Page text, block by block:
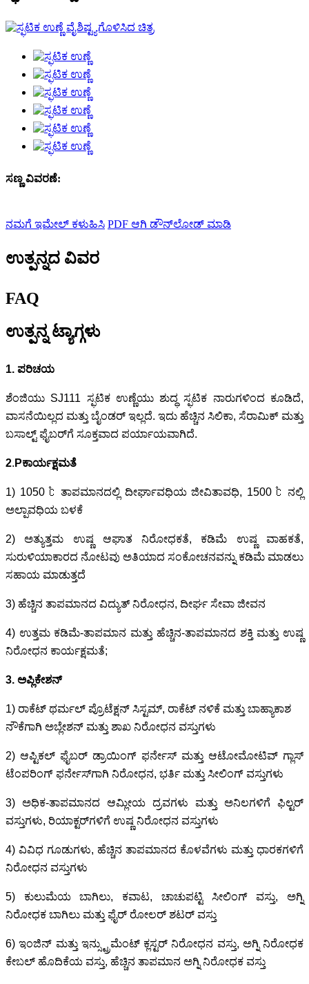
ಸಣ್ಣ ವಿವರಣೆ:
ನಮಗೆ ಇಮೇಲ್ ಕಳುಹಿಸಿ PDF ಆಗಿ ಡೌನ್‌ಲೋಡ್ ಮಾಡಿ
ಉತ್ಪನ್ನದ ವಿವರ
FAQ
ಉತ್ಪನ್ನ ಟ್ಯಾಗ್ಗಳು
1. ಪರಿಚಯ
ಶೆಂಜಿಯು SJ111 ಸ್ಫಟಿಕ ಉಣ್ಣೆಯು ಶುದ್ಧ ಸ್ಫಟಿಕ ನಾರುಗಳಿಂದ ಕೂಡಿದೆ,
ವಾಸನೆಯಿಲ್ಲದ ಮತ್ತು ಬೈಂಡರ್ ಇಲ್ಲದೆ. ಇದು ಹೆಚ್ಚಿನ ಸಿಲಿಕಾ, ಸೆರಾಮಿಕ್ ಮತ್ತು
ಬಸಾಲ್ಟ್ ಫೈಬರ್‌ಗೆ ಸೂಕ್ತವಾದ ಪರ್ಯಾಯವಾಗಿದೆ.
2. Pಕಾರ್ಯಕ್ಷಮತೆ
1) 1050 ℃ ತಾಪಮಾನದಲ್ಲಿ ದೀರ್ಘಾವಧಿಯ ಜೀವಿತಾವಧಿ, 1500 ℃ ನಲ್ಲಿ
ಅಲ್ಪಾವಧಿಯ ಬಳಕೆ
2) ಅತ್ಯುತ್ತಮ ಉಷ್ಣ ಆಘಾತ ನಿರೋಧಕತೆ, ಕಡಿಮೆ ಉಷ್ಣ ವಾಹಕತೆ,
ಸುರುಳಿಯಾಕಾರದ ನೋಟವು ಅತಿಯಾದ ಸಂಕೋಚನವನ್ನು ಕಡಿಮೆ ಮಾಡಲು
ಸಹಾಯ ಮಾಡುತ್ತದೆ
3) ಹೆಚ್ಚಿನ ತಾಪಮಾನದ ವಿದ್ಯುತ್ ನಿರೋಧನ, ದೀರ್ಘ ಸೇವಾ ಜೀವನ
4) ಉತ್ತಮ ಕಡಿಮೆ-ತಾಪಮಾನ ಮತ್ತು ಹೆಚ್ಚಿನ-ತಾಪಮಾನದ ಶಕ್ತಿ ಮತ್ತು ಉಷ್ಣ
ನಿರೋಧನ ಕಾರ್ಯಕ್ಷಮತೆ;
3. ಅಪ್ಲಿಕೇಶನ್
1) ರಾಕೆಟ್ ಥರ್ಮಲ್ ಪ್ರೊಟೆಕ್ಷನ್ ಸಿಸ್ಟಮ್, ರಾಕೆಟ್ ನಳಿಕೆ ಮತ್ತು ಬಾಹ್ಯಾಕಾಶ
ನೌಕೆಗಾಗಿ ಅಬ್ಲೇಶನ್ ಮತ್ತು ಶಾಖ ನಿರೋಧನ ವಸ್ತುಗಳು
2) ಆಪ್ಟಿಕಲ್ ಫೈಬರ್ ಡ್ರಾಯಿಂಗ್ ಫರ್ನೇಸ್ ಮತ್ತು ಆಟೋಮೋಟಿವ್ ಗ್ಲಾಸ್
ಟೆಂಪರಿಂಗ್ ಫರ್ನೇಸ್‌ಗಾಗಿ ನಿರೋಧನ, ಭರ್ತಿ ಮತ್ತು ಸೀಲಿಂಗ್ ವಸ್ತುಗಳು
3) ಅಧಿಕ-ತಾಪಮಾನದ ಆಮ್ಲೀಯ ದ್ರವಗಳು ಮತ್ತು ಅನಿಲಗಳಿಗೆ ಫಿಲ್ಟರ್
ವಸ್ತುಗಳು, ರಿಯಾಕ್ಟರ್‌ಗಳಿಗೆ ಉಷ್ಣ ನಿರೋಧನ ವಸ್ತುಗಳು
4) ವಿವಿಧ ಗೂಡುಗಳು, ಹೆಚ್ಚಿನ ತಾಪಮಾನದ ಕೊಳವೆಗಳು ಮತ್ತು ಧಾರಕಗಳಿಗೆ
ನಿರೋಧನ ವಸ್ತುಗಳು
5) ಕುಲುಮೆಯ ಬಾಗಿಲು, ಕವಾಟ, ಚಾಚುಪಟ್ಟಿ ಸೀಲಿಂಗ್ ವಸ್ತು, ಅಗ್ನಿ
ನಿರೋಧಕ ಬಾಗಿಲು ಮತ್ತು ಫೈರ್ ರೋಲರ್ ಶಟರ್ ವಸ್ತು
6) ಇಂಜಿನ್ ಮತ್ತು ಇನ್ಸ್ಟ್ರುಮೆಂಟ್ ಕ್ಲಸ್ಟರ್ ನಿರೋಧನ ವಸ್ತು, ಅಗ್ನಿ ನಿರೋಧಕ
ಕೇಬಲ್ ಹೊದಿಕೆಯ ವಸ್ತು, ಹೆಚ್ಚಿನ ತಾಪಮಾನ ಅಗ್ನಿ ನಿರೋಧಕ ವಸ್ತು